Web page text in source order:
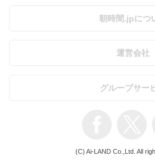
朝時間.jpにつ
運営会社
グループサー
(C) Ai-LAND Co.,Ltd. All